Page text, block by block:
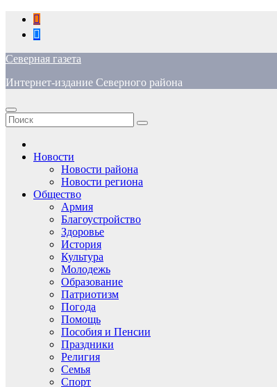
Перейти
содержимому
Северная газета
Интернет-издание Северного района
Новости
Новости района
Новости региона
Общество
Армия
Благоустройство
Здоровье
История
Культура
Молодежь
Образование
Патриотизм
Погода
Помощь
Пособия и Пенсии
Праздники
Религия
Семья
Спорт